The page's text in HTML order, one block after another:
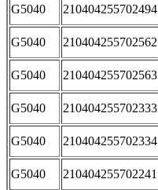
G5040 210404255702494
G5040 210404255702562
G5040 210404255702563
G5040 210404255702333
G5040 210404255702334
G5040 210404255702241